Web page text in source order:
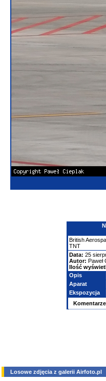
British
TNT
Data: 25
Autor: Paweł
Ilość
Opis
Aparat
Ekspozycja
Losowe zdjęcia z galerii Airfoto.pl